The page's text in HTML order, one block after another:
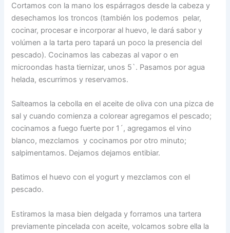
Cortamos con la mano los espárragos desde la cabeza y
desechamos los troncos (también los podemos pelar,
cocinar, procesar e incorporar al huevo, le dará sabor y
volúmen a la tarta pero tapará un poco la presencia del
pescado). Cocinamos las cabezas al vapor o en
microondas hasta tiernizar, unos 5`. Pasamos por agua
helada, escurrimos y reservamos.
Salteamos la cebolla en el aceite de oliva con una pizca de
sal y cuando comienza a colorear agregamos el pescado;
cocinamos a fuego fuerte por 1´, agregamos el vino
blanco, mezclamos y cocinamos por otro minuto;
salpimentamos. Dejamos dejamos entibiar.
Batimos el huevo con el yogurt y mezclamos con el
pescado.
Estiramos la masa bien delgada y forramos una tartera
previamente pincelada con aceite, volcamos sobre ella la